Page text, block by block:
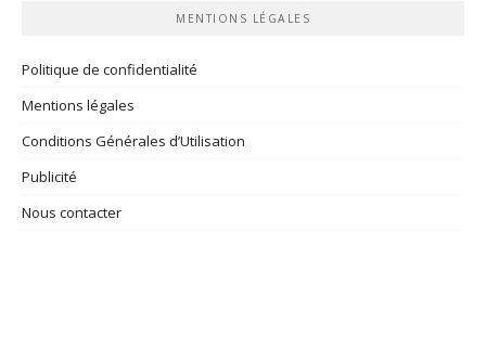
MENTIONS LÉGALES
Politique de confidentialité
Mentions légales
Conditions Générales d’Utilisation
Publicité
Nous contacter